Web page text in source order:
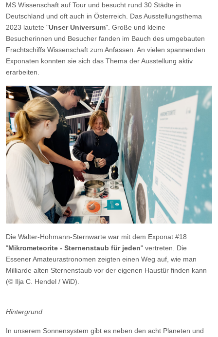
MS Wissenschaft auf Tour und besucht rund 30 Städte in
Deutschland und oft auch in Österreich. Das Ausstellungsthema
2023 lautete "Unser Universum". Große und kleine
Besucherinnen und Besucher fanden im Bauch des umgebauten
Frachtschiffs Wissenschaft zum Anfassen. An vielen spannenden
Exponaten konnten sie sich das Thema der Ausstellung aktiv
erarbeiten.
Die Walter-Hohmann-Sternwarte war mit dem Exponat #18
"Mikrometeorite - Sternenstaub für jeden" vertreten. Die
Essener Amateurastronomen zeigten einen Weg auf, wie man
Milliarde alten Sternenstaub vor der eigenen Haustür finden kann
(© Ilja C. Hendel / WiD).
Hintergrund
In unserem Sonnensystem gibt es neben den acht Planeten und